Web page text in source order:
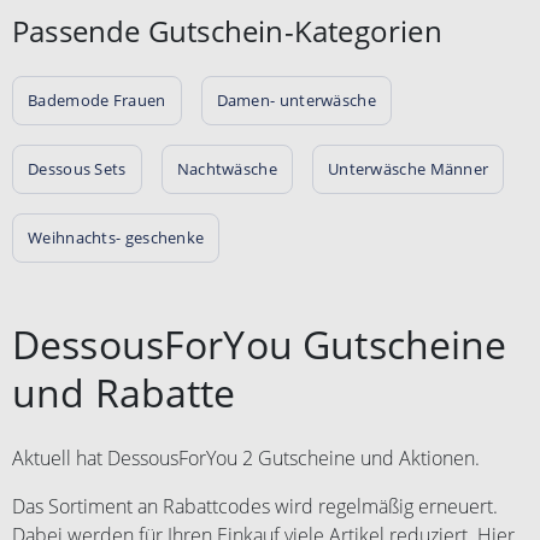
Passende Gutschein-Kategorien
Bademode Frauen Damen- unterwäsche
Dessous Sets Nachtwäsche Unterwäsche Männer
Weihnachts- geschenke
DessousForYou Gutscheine
und Rabatte
Aktuell hat DessousForYou 2 Gutscheine und Aktionen.
Das Sortiment an Rabattcodes wird regelmäßig erneuert.
Dabei werden für Ihren Einkauf viele Artikel reduziert. Hier